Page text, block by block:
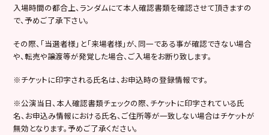
入場時間の都合上、ランダムにて本人確認書類を確認させて頂きますの
で、予めご了承下さい。
その際、「当選者様」と「来場者様」が、同一である事が確認できない場合
や、転売や譲渡等が発覚した場合、ご入場をお断り致します。
※チケットに印字される氏名は、お申込時の登録情報です。
※公演当日、本人確認書類チェックの際、チケットに印字されている氏
名、お申込み情報における氏名、ご住所等が一致しない場合はチケットが
無効となります。予めご了承ください。